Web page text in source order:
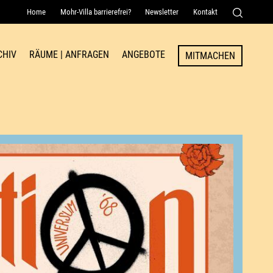
Home Mohr-Villa barrierefrei? Newsletter Kontakt
Senden
RÄUME | ANFRAGEN ANGEBOTE MITMACHEN